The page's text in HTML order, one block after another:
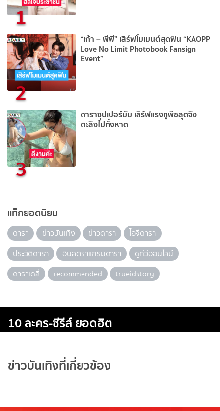
1
2
“เก้า – พีพี” เสิร์ฟโมเมนต์สุดฟิน “KAOPP
Love No Limit Photobook Fansign
Event”
3
ดาราซุปเปอร์มัม เสิร์ฟแรงทูพีชสุดจึ้ง
ตะลึงไปทั้งหาด
แท็กยอดนิยม
ดารา ข่าวบันเทิง ข่าวดารา
ไอจีดารา
ประวัติดารา
อินสตราแกรมดารา
ดูทีวีออนไลน์
ดาราเดลี่
recommended trueidstory
10 ละคร-ซีรีส์ ยอดฮิต
ข่าวบันเทิงที่เกี่ยวข้อง